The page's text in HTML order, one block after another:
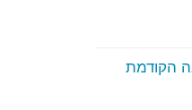
הקודמת